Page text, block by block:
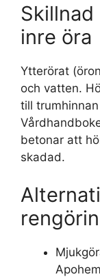
inre öra
Ytterörat
och vatten.
till
betonar att
skadad.